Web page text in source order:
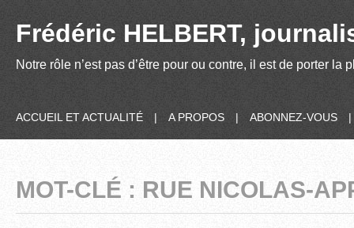
Frédéric HELBERT,
Notre rôle n’est pas d’être pour ou contre, il est de porter
ACCUEIL ET ACTUALITÉ | A PROPOS | ABONNEZ-VOUS |
MOT-CLÉ : RUE NICOLAS-